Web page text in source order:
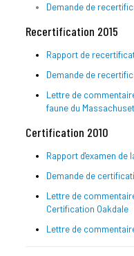
Demande de
Recertification 2015
Rapport de
Demande de
Lettre de
faune du
Certification 2010
Rapport d'examen de
Demande de
Lettre de
Certification Oakdale
Lettre de